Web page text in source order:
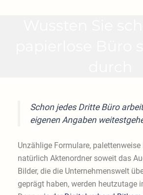
Schon jedes Dritte Büro
eigenen Angaben
Unzählige Formulare, palettenweise
natürlich Aktenordner soweit das
Bilder, die die Unternehmenswelt
geprägt haben, werden heutzutage